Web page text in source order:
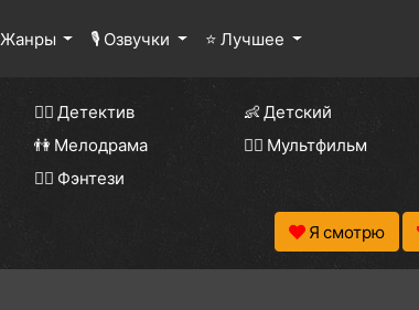
Жанры 🎙 Озвучки ⭐ Лучшее
🕵️‍♂️ Детектив 👶 Детский
👫 Мелодрама 🧚‍♀️ Мультфильм
🧝‍♂️ Фэнтези
Я смотрю